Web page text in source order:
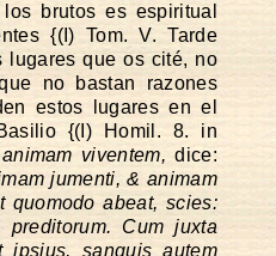
brutos es espiritual
{(I) Tom. V. Tarde
lugares que os cité, no
no bastan razones
estos lugares en el
{(I) Homil. 8. in
viventem, dice:
jumenti, & animam
quomodo abeat, scies:
Cum juxta
ipsius, sanguis autem